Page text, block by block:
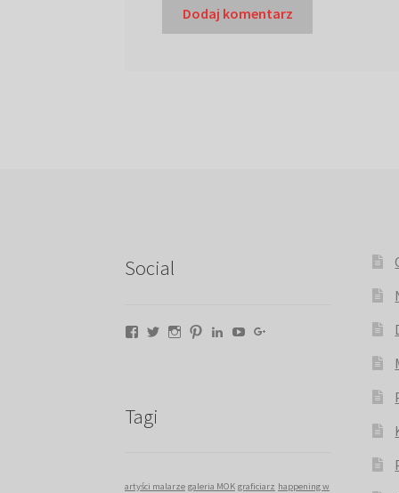
Social
Facebook
TwitterInstagram
PinterestLinkedInYouTube
Tagi
artyści malarze galeria MOK graficiarz happening w